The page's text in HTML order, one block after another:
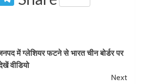
में ग्लेशियर फटने से भारत चीन बोर्डर पर
वीडियो
Next